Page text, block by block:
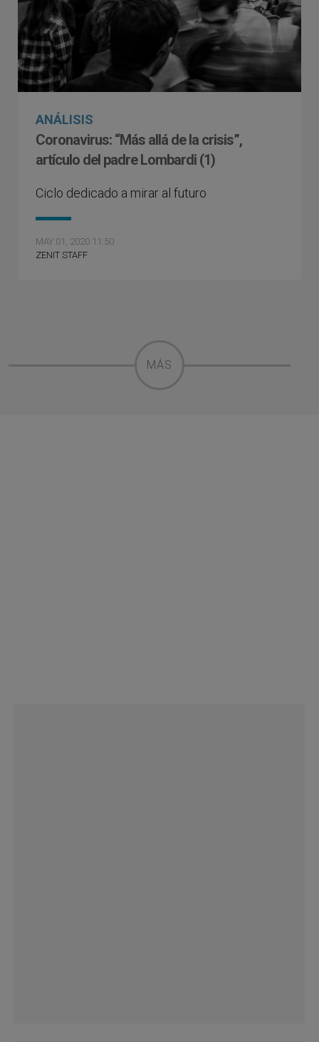
ANÁLISIS
Coronavirus: “Más allá de la crisis”,
artículo del padre Lombardi (1)
Ciclo dedicado a mirar al futuro
MAY 01, 2020 11:50
ZENIT STAFF
MÁS